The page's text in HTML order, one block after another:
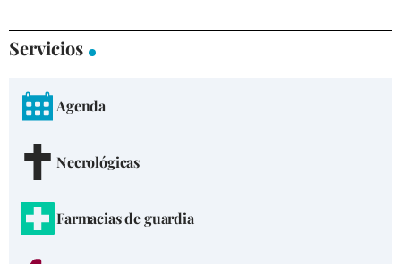
Servicios
Agenda
Necrológicas
Farmacias de guardia